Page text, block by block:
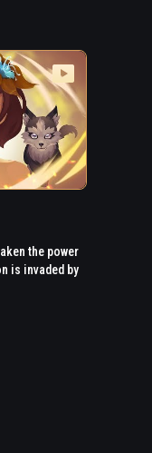
the power
is invaded by